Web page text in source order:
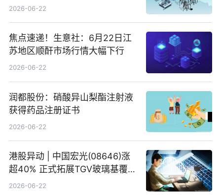
2026-06-22
焦点速递！生意社：6月22日江
苏地区顺酐市场行情大幅下行
2026-06-22
润都股份：硝酸异山梨酯注射液
获得药品注册证书
2026-06-22
港股异动 | 中国宏光(08646)涨
超40% 正式拓展TGV玻璃基覆铜
板新材料业务
2026-06-22